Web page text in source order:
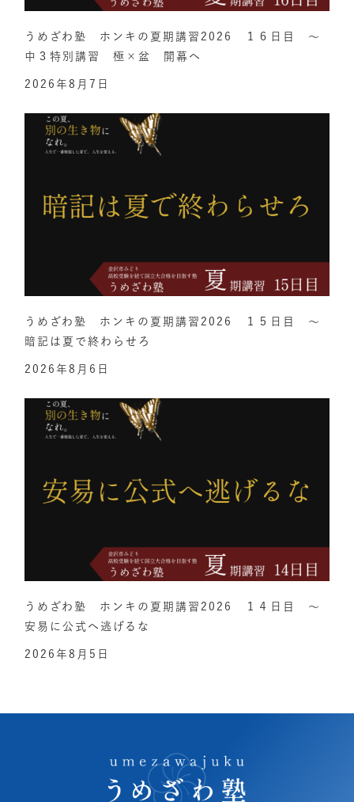
うめざわ塾 ホンキの夏期講習2026 １６日目 ～
中３特別講習 極×盆 開幕へ
2026年8月7日
うめざわ塾 ホンキの夏期講習2026 １５日目 ～
暗記は夏で終わらせろ
2026年8月6日
うめざわ塾 ホンキの夏期講習2026 １４日目 ～
安易に公式へ逃げるな
2026年8月5日